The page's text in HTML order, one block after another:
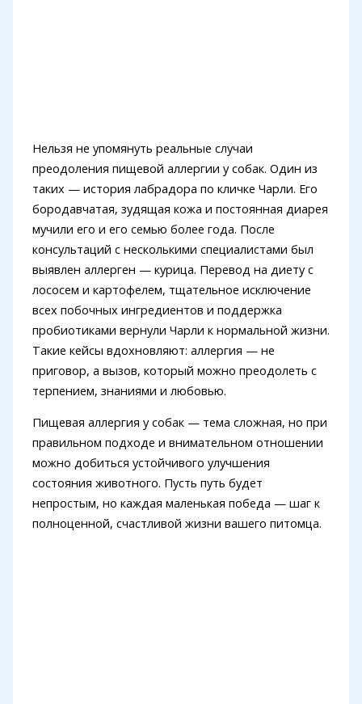
Нельзя не упомянуть реальные случаи
преодоления пищевой аллергии у собак. Один из
таких — история лабрадора по кличке Чарли. Его
бородавчатая, зудящая кожа и постоянная диарея
мучили его и его семью более года. После
консультаций с несколькими специалистами был
выявлен аллерген — курица. Перевод на диету с
лососем и картофелем, тщательное исключение
всех побочных ингредиентов и поддержка
пробиотиками вернули Чарли к нормальной жизни.
Такие кейсы вдохновляют: аллергия — не
приговор, а вызов, который можно преодолеть с
терпением, знаниями и любовью.
Пищевая аллергия у собак — тема сложная, но при
правильном подходе и внимательном отношении
можно добиться устойчивого улучшения
состояния животного. Пусть путь будет
непростым, но каждая маленькая победа — шаг к
полноценной, счастливой жизни вашего питомца.